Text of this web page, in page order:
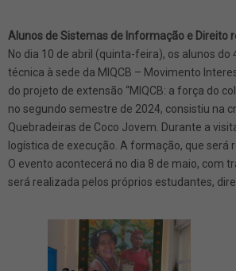
Alunos de Sistemas de Informação e Direito
No dia 10 de abril (quinta-feira), os alunos
técnica à sede da MIQCB – Movimento
do projeto de extensão “MIQCB: a força do
no segundo semestre de 2024, consistiu na
Quebradeiras de Coco Jovem. Durante a
logística de execução. A formação, que
O evento acontecerá no dia 8 de maio, com
será realizada pelos próprios estudantes,